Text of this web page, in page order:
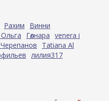
Рахим
Винни
Гөлнара venera i
Tatiana Al
лилия317